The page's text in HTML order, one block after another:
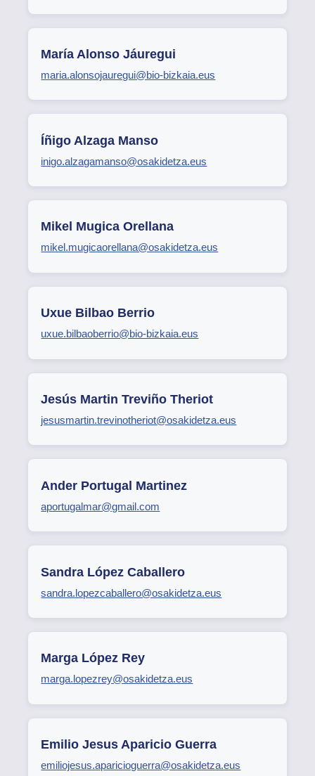
María Alonso Jáuregui
maria.alonsojauregui@bio-bizkaia.eus
Íñigo Alzaga Manso
inigo.alzagamanso@osakidetza.eus
Mikel Mugica Orellana
mikel.mugicaorellana@osakidetza.eus
Uxue Bilbao Berrio
uxue.bilbaoberrio@bio-bizkaia.eus
Jesús Martin Treviño Theriot
jesusmartin.trevinotheriot@osakidetza.eus
Ander Portugal Martinez
aportugalmar@gmail.com
Sandra López Caballero
sandra.lopezcaballero@osakidetza.eus
Marga López Rey
marga.lopezrey@osakidetza.eus
Emilio Jesus Aparicio Guerra
emiliojesus.aparicioguerra@osakidetza.eus